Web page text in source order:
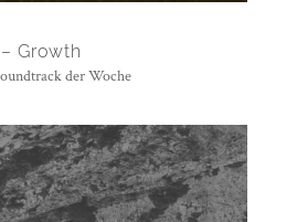
Growth
der Woche